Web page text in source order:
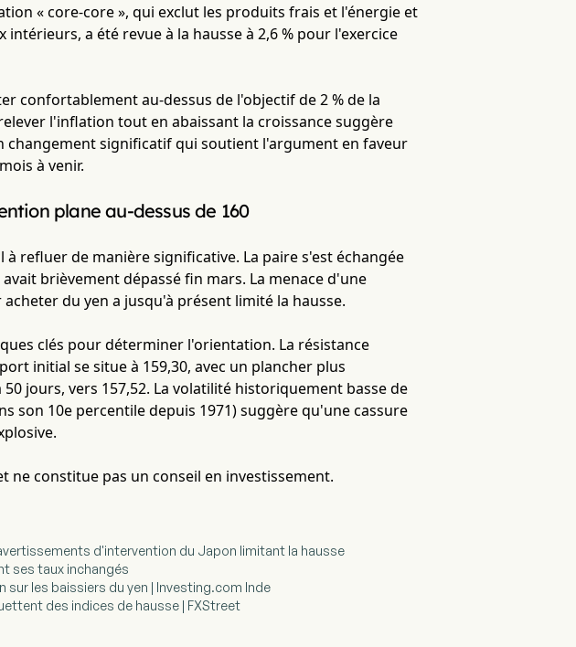
« core-core », qui exclut les produits frais et l'énergie et
a été revue à la hausse à 2,6 % pour l'exercice
confortablement au-dessus de l'objectif de 2 % de la
l'inflation tout en abaissant la croissance suggère
changement significatif qui soutient l'argument en faveur
à venir.
plane au-dessus de 160
à refluer de manière significative. La paire s'est échangée
brièvement dépassé fin mars. La menace d'une
du yen a jusqu'à présent limité la hausse.
clés pour déterminer l'orientation. La résistance
initial se situe à 159,30, avec un plancher plus
jours, vers 157,52. La volatilité historiquement basse de
son 10e percentile depuis 1971) suggère qu'une cassure
constitue pas un conseil en investissement.
d'intervention du Japon limitant la hausse
ses taux inchangés
sur les baissiers du yen | Investing.com Inde
des indices de hausse | FXStreet